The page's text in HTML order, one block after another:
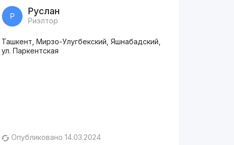
Р Руслан
Риэлтор
Ташкент, Мирзо-Улугбекский, Яшнабадский,
ул. Паркентская
Опубликовано 14.03.2024